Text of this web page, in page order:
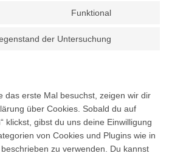
Funktional
der Untersuchung
das erste Mal besuchst, zeigen wir dir
über Cookies. Sobald du auf
klickst, gibst du uns deine Einwilligung
von Cookies und Plugins wie in
zu verwenden. Du kannst